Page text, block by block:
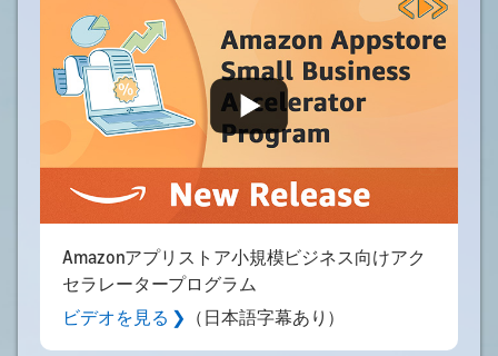
Amazonアプリストア小規模ビジネス向けアク
セラレータープログラム
ビデオを見る ❯ （日本語字幕あり）